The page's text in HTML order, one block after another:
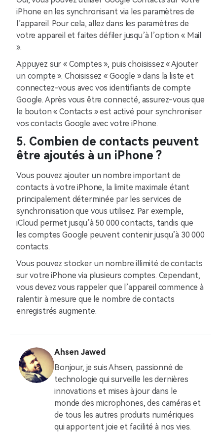
iPhone en les synchronisant via les paramètres de
l’appareil. Pour cela, allez dans les paramètres de
votre appareil et faites défiler jusqu’à l’option « Mail
».
Appuyez sur « Comptes », puis choisissez « Ajouter
un compte ». Choisissez « Google » dans la liste et
connectez-vous avec vos identifiants de compte
Google. Après vous être connecté, assurez-vous que
le bouton « Contacts » est activé pour synchroniser
vos contacts Google avec votre iPhone.
5. Combien de contacts peuvent
être ajoutés à un iPhone ?
Vous pouvez ajouter un nombre important de
contacts à votre iPhone, la limite maximale étant
principalement déterminée par les services de
synchronisation que vous utilisez. Par exemple,
iCloud permet jusqu’à 50 000 contacts, tandis que
les comptes Google peuvent contenir jusqu’à 30 000
contacts.
Vous pouvez stocker un nombre illimité de contacts
sur votre iPhone via plusieurs comptes. Cependant,
vous devez vous rappeler que l’appareil commence à
ralentir à mesure que le nombre de contacts
enregistrés augmente.
Ahsen Jawed
Bonjour, je suis Ahsen, passionné de
technologie qui surveille les dernières
innovations et mises à jour dans le
monde des microphones, des caméras et
de tous les autres produits numériques
qui apportent joie et facilité à nos vies.